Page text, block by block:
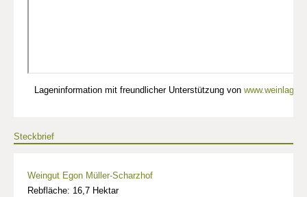
Lageninformation mit freundlicher Unterstützung von
Steckbrief
Weingut Egon Müller-Scharzhof
Rebfläche: 16,7 Hektar